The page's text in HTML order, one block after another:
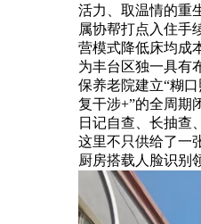
活力、取温情的重
属协帮打点入住手
营模式降低床均成
为丰台区独一具有
保养老院建立“糊
复干涉+”的全周期
日记自查、长抽查
这里不只供给了一
厨房搭载人脸识别